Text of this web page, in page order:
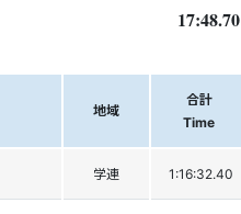
17:48.70
地域
合計
Time
学連 1:16:32.40